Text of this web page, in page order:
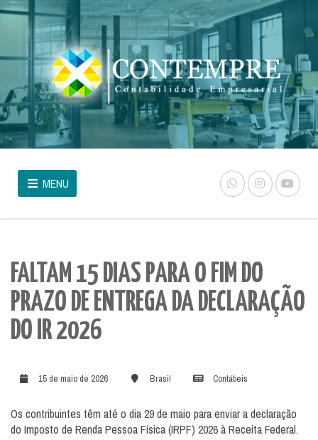
MENU
FALTAM 15 DIAS PARA O FIM DO
PRAZO DE ENTREGA DA DECLARAÇÃO
DO IR 2026
15 de maio de 2026 Brasil Contábeis
Os contribuintes têm até o dia 29 de maio para enviar a declaração
do Imposto de Renda Pessoa Física (IRPF) 2026 à Receita Federal.